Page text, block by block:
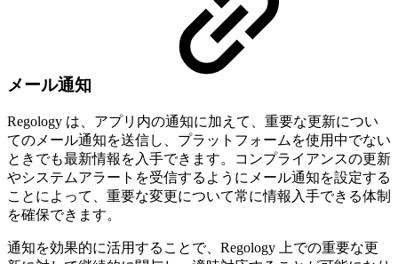
メール通知
Regology は、アプリ内の通知に加えて、重要な更新につい
てのメール通知を送信し、プラットフォームを使用中でない
ときでも最新情報を入手できます。コンプライアンスの更新
やシステムアラートを受信するようにメール通知を設定する
ことによって、重要な変更について常に情報入手できる体制
を確保できます。
通知を効果的に活用することで、Regology 上での重要な更